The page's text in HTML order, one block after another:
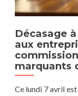
Décasage
aux
marquants
Ce lundi 7 avril